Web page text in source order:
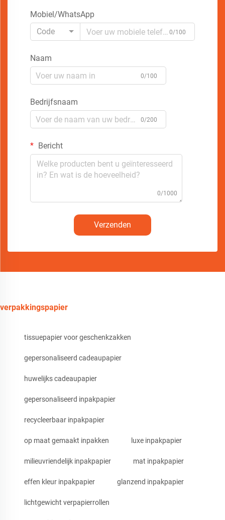
Mobiel/WhatsApp
Code
0/100
Naam
0/100
Bedrijfsnaam
0/200
Bericht
0/1000
Verzenden
verpakkingspapier
tissuepapier voor geschenkzakken
gepersonaliseerd cadeaupapier
huwelijks cadeaupapier
gepersonaliseerd inpakpapier
recycleerbaar inpakpapier
op maat gemaakt inpakken luxe inpakpapier
milieuvriendelijk inpakpapier mat inpakpapier
effen kleur inpakpapier glanzend inpakpapier
lichtgewicht verpapierrollen